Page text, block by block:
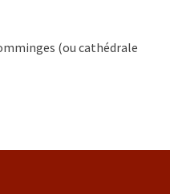
(ou cathédrale